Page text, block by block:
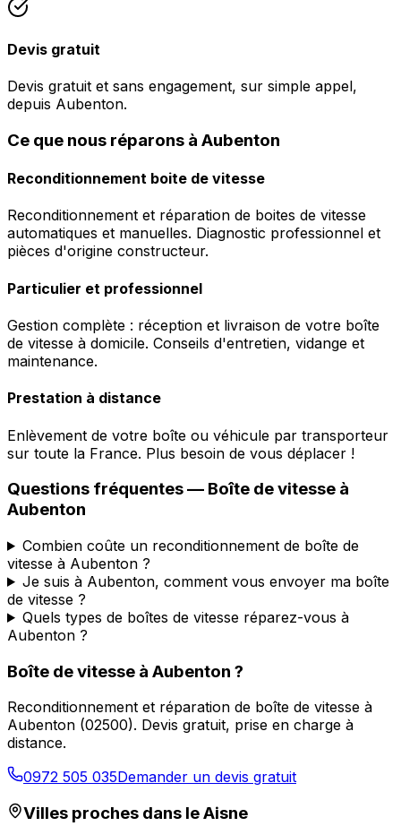
Devis gratuit
Devis gratuit et sans engagement, sur simple appel,
depuis Aubenton.
Ce que nous réparons à Aubenton
Reconditionnement boite de vitesse
Reconditionnement et réparation de boites de vitesse
automatiques et manuelles. Diagnostic professionnel et
pièces d'origine constructeur.
Particulier et professionnel
Gestion complète : réception et livraison de votre boîte
de vitesse à domicile. Conseils d'entretien, vidange et
maintenance.
Prestation à distance
Enlèvement de votre boîte ou véhicule par transporteur
sur toute la France. Plus besoin de vous déplacer !
Questions fréquentes — Boîte de vitesse à
Aubenton
Combien coûte un reconditionnement de boîte de
vitesse à Aubenton ?
Je suis à Aubenton, comment vous envoyer ma boîte
de vitesse ?
Quels types de boîtes de vitesse réparez-vous à
Aubenton ?
Boîte de vitesse à Aubenton ?
Reconditionnement et réparation de boîte de vitesse à
Aubenton (02500). Devis gratuit, prise en charge à
distance.
0972 505 035Demander un devis gratuit
Villes proches dans leAisne